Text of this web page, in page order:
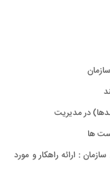
در مدیریت
: ارائه راهکار و مورد